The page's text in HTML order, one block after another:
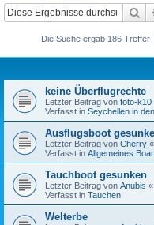
Die Suche ergab 186 Treffer
keine Überflugrechte
Letzter Beitrag von foto-k10
Verfasst in Seychellen in
Ausflugsboot
Letzter Beitrag von Cherry «
Verfasst in Allgemeines
Tauchboot gesunken
Letzter Beitrag von Anubis «
Verfasst in Tauchen
Welterbe